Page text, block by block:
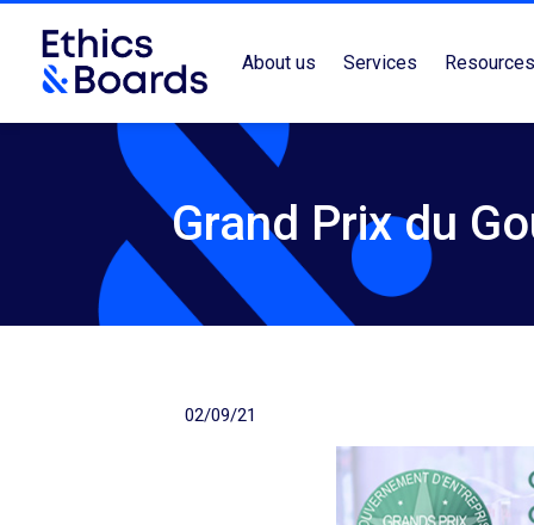
About us Services Resources
Grand Prix du
02/09/21